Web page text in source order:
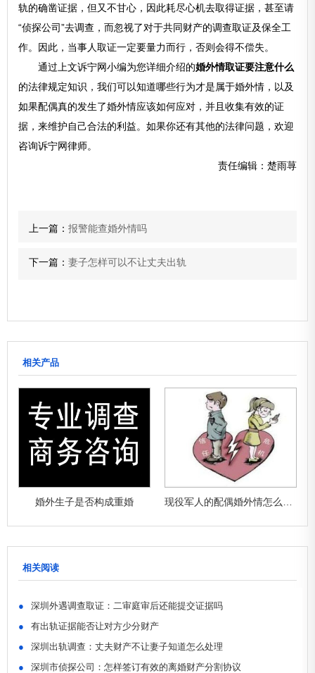
轨的确凿证据，但又不甘心，因此耗尽心机去取得证据，甚至请
“侦探公司”去调查，而忽视了对于共同财产的调查取证及保全工
作。因此，当事人取证一定要量力而行，否则会得不偿失。
通过上文诉宁网小编为您详细介绍的婚外情取证要注意什么
的法律规定知识，我们可以知道哪些行为才是属于婚外情，以及
如果配偶真的发生了婚外情应该如何应对，并且收集有效的证
据，来维护自己合法的利益。如果你还有其他的法律问题，欢迎
咨询诉宁网律师。
责任编辑：楚雨荨
上一篇：报警能查婚外情吗
下一篇：妻子怎样可以不让丈夫出轨
相关产品
婚外生子是否构成重婚
相关阅读
●
深圳外遇调查取证：二审庭审后还能提交证据吗
●
有出轨证据能否让对方少分财产
●
深圳出轨调查：丈夫财产不让妻子知道怎么处理
●
深圳市侦探公司：怎样签订有效的离婚财产分割协议